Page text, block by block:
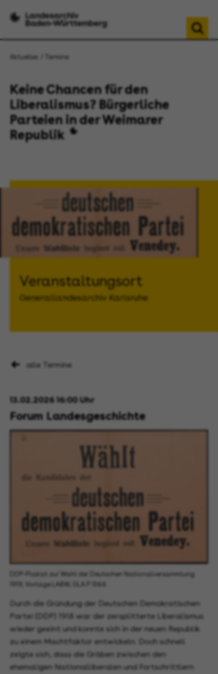
Aktuelles Termine
Keine Chancen für den
Liberalismus? Bürgerliche
Parteien in der Weimarer
Republik
alle Termine
13.02.2026 16:00 Uhr
Forum Landesgeschichte
DDP-Plakat zur Wahl der Deutschen Nationalversammlung
1919; Vorlage LABW, GLA P 1066
Durch die Gründung der Deutschen Demokratischen
Partei (DDP) 1918 war der zersplitterte Liberalismus
wieder geeint und konnte sich in der neuen Republik
zu einem Machtfaktor entwickeln. Doch schnell
zeigte sich, dass die Gräben zwischen den
ehemaligen Nationalliberalen und Fortschrittlern
Veranstaltungsort
Generallandesarchiv Karlsruhe